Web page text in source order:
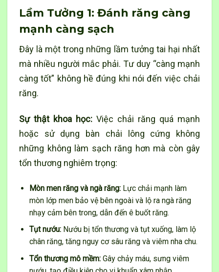
Lầm Tưởng 1: Đánh răng càng
mạnh càng sạch
Đây là một trong những lầm tưởng tai hại nhất
mà nhiều người mắc phải. Tư duy “càng mạnh
càng tốt” không hề đúng khi nói đến việc chải
răng.
Sự thật khoa học: Việc chải răng quá mạnh
hoặc sử dụng bàn chải lông cứng không
những không làm sạch răng hơn mà còn gây
tổn thương nghiêm trọng:
Mòn men răng và ngà răng:Lực chải mạnh làm
mòn lớp men bảo vệ bên ngoài và lộ ra ngà răng
nhạy cảm bên trong, dẫn đến ê buốt răng.
Tụt nướu:Nướu bị tổn thương và tụt xuống, làm lộ
chân răng, tăng nguy cơ sâu răng và viêm nha chu.
Tổn thương mô mềm:Gây chảy máu, sưng viêm